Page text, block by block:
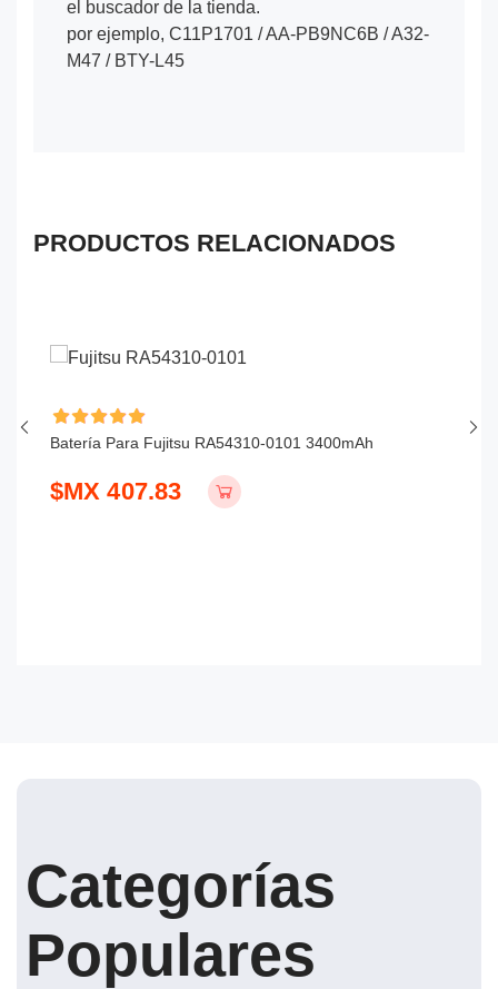
el buscador de la tienda.
por ejemplo, C11P1701 / AA-PB9NC6B / A32-
M47 / BTY-L45
PRODUCTOS RELACIONADOS
Batería Para Fujitsu RA54310-0101 3400mAh
$MX 407.83
Categorías
Populares